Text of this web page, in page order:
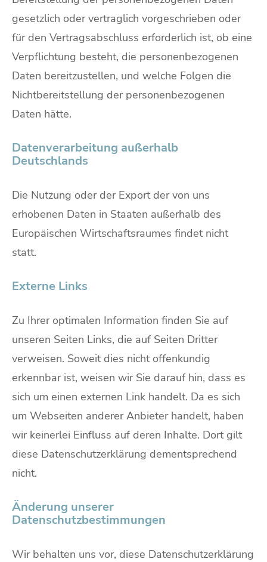
gesetzlich oder vertraglich vorgeschrieben oder
für den Vertragsabschluss erforderlich ist, ob eine
Verpflichtung besteht, die personenbezogenen
Daten bereitzustellen, und welche Folgen die
Nichtbereitstellung der personenbezogenen
Daten hätte.
Datenverarbeitung außerhalb
Deutschlands
Die Nutzung oder der Export der von uns
erhobenen Daten in Staaten außerhalb des
Europäischen Wirtschaftsraumes findet nicht
statt.
Externe Links
Zu Ihrer optimalen Information finden Sie auf
unseren Seiten Links, die auf Seiten Dritter
verweisen. Soweit dies nicht offenkundig
erkennbar ist, weisen wir Sie darauf hin, dass es
sich um einen externen Link handelt. Da es sich
um Webseiten anderer Anbieter handelt, haben
wir keinerlei Einfluss auf deren Inhalte. Dort gilt
diese Datenschutzerklärung dementsprechend
nicht.
Änderung unserer
Datenschutzbestimmungen
Wir behalten uns vor, diese Datenschutzerklärung